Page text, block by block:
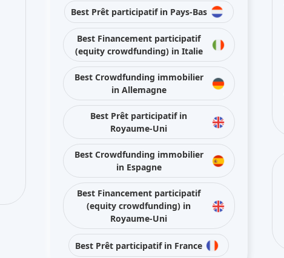
Best Prêt participatif in Pays-Bas
Best Financement participatif
(equity crowdfunding) in Italie
Best Crowdfunding immobilier
in Allemagne
Best Prêt participatif in
Royaume-Uni
Best Crowdfunding immobilier
in Espagne
Best Financement participatif
(equity crowdfunding) in
Royaume-Uni
Best Prêt participatif in France